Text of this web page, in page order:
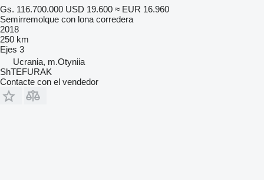
Gs. 116.700.000 USD 19.600 ≈ EUR 16.960
Semirremolque con lona corredera
2018
250 km
Ejes 3
Ucrania, m.Otyniia
ShTEFURAK
Contacte con el vendedor